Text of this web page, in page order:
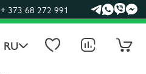
+ 373 68 272 991
RU